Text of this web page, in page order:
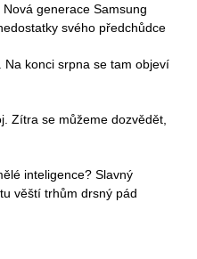
generace Samsung
svého předchůdce
Na konci srpna se tam objeví
Zítra se můžeme dozvědět,
inteligence? Slavný
věští trhům drsný pád